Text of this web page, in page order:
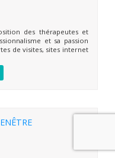
des thérapeutes et
et sa passion
de visites, sites internet